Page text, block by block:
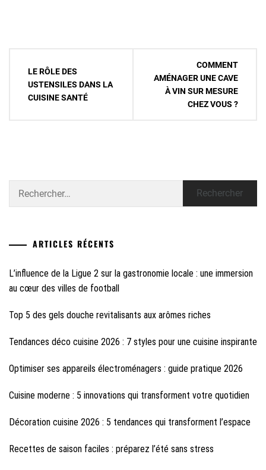
l’article
LE RÔLE DES
USTENSILES DANS LA
CUISINE SANTÉ
COMMENT
AMÉNAGER UNE CAVE
À VIN SUR MESURE
CHEZ VOUS ?
ARTICLES RÉCENTS
L’influence de la Ligue 2 sur la gastronomie locale : une immersion
au cœur des villes de football
Top 5 des gels douche revitalisants aux arômes riches
Tendances déco cuisine 2026 : 7 styles pour une cuisine inspirante
Optimiser ses appareils électroménagers : guide pratique 2026
Cuisine moderne : 5 innovations qui transforment votre quotidien
Décoration cuisine 2026 : 5 tendances qui transforment l’espace
Recettes de saison faciles : préparez l’été sans stress